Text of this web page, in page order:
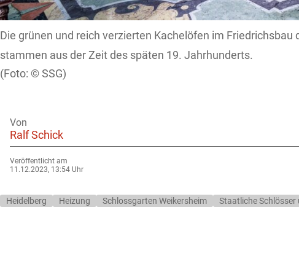
Die grünen und reich verzierten Kachelöfen im Friedrichsbau
stammen aus der Zeit des späten 19. Jahrhunderts.
SSG)
Von
Ralf Schick
Veröffentlicht am
11.12.2023, 13:54 Uhr
Heidelberg Heizung Schlossgarten Weikersheim Staatliche Schlösser